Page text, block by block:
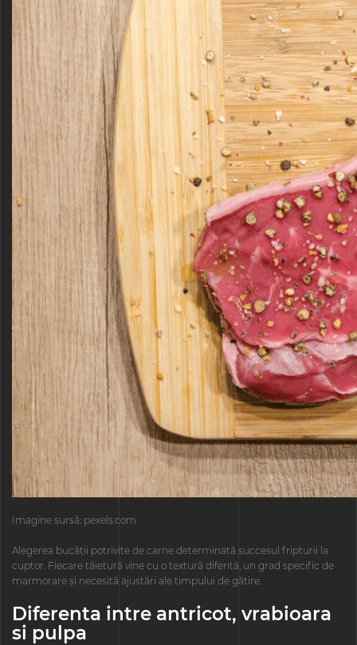
Imagine sursă: pexels.com
Alegerea bucății potrivite de carne determinată succesul fripturii la
cuptor. Fiecare tăietură vine cu o textură diferită, un grad specific de
marmorare și necesită ajustări ale timpului de gătire.
Diferenta intre antricot, vrabioara
si pulpa